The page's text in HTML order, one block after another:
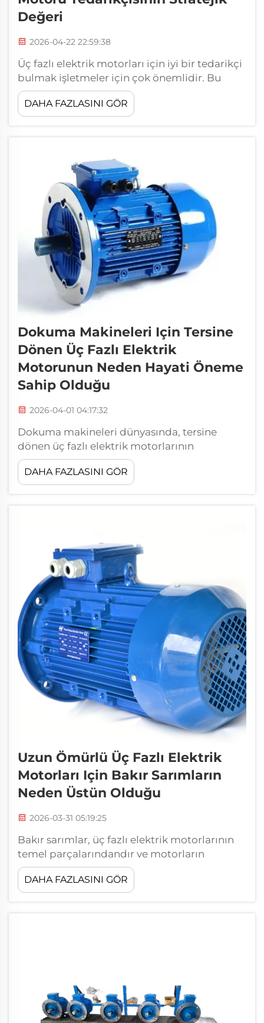
Değeri
2026-04-22 22:59:38
Üç fazlı elektrik motorları için iyi bir tedarikçi
bulmak işletmeler için çok önemlidir. Bu
motorlar birçok makine ve cihazı çalıştırır; bu
nedenle fabrikalarda ve atölyelerde hayati
öneme sahiptir. HONGMA, yüksek kaliteli
DAHA FAZLASINI GÖR
Dokuma Makineleri Için Tersine
Dönen Üç Fazlı Elektrik
Motorunun Neden Hayati Öneme
Sahip Olduğu
2026-04-01 04:17:32
Dokuma makineleri dünyasında, tersine
dönen üç fazlı elektrik motorlarının
kullanılması son derece önemlidir. Bu
motorlar, kumaş, giysi ve diğer tekstil
ürünlerini üreten birçok makinenin kalbidir.
DAHA FAZLASINI GÖR
Uzun Ömürlü Üç Fazlı Elektrik
Motorları Için Bakır Sarımların
Neden Üstün Olduğu
2026-03-31 05:19:25
Bakır sarımlar, üç fazlı elektrik motorlarının
temel parçalarındandır ve motorların
ömründe önemli bir rol oynar. HONGMA
olarak, sarımlar için bakırın motorların
performansını artıracağını ve ömürlerini
DAHA FAZLASINI GÖR